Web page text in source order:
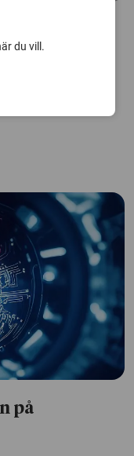
våra ögon
förfäder. De
och alla andra
på
du vill.